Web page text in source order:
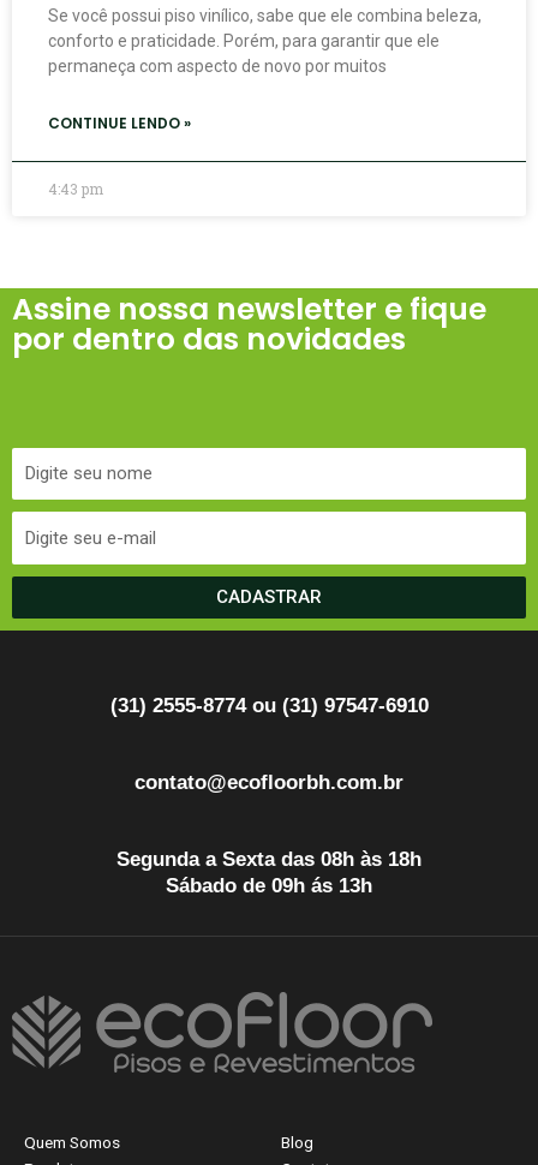
Se você possui piso vinílico, sabe que ele combina beleza,
conforto e praticidade. Porém, para garantir que ele
permaneça com aspecto de novo por muitos
CONTINUE LENDO »
4:43 pm
Assine nossa newsletter e fique
por dentro das novidades
CADASTRAR
(31) 2555-8774 ou (31) 97547-6910
contato@ecofloorbh.com.br
Segunda a Sexta das 08h às 18h
Sábado de 09h ás 13h
Quem Somos
Blog